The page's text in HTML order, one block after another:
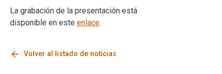
La grabación de la presentación está
disponible en este enlace.
arrow_back Volver al listado de noticias